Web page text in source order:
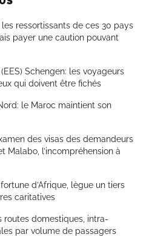
ressortissants de ces 30 pays
payer une caution pouvant
Schengen: les voyageurs
qui doivent être fichés
le Maroc maintient son
des visas des demandeurs
Malabo, l’incompréhension à
d’Afrique, lègue un tiers
caritatives
routes domestiques, intra-
par volume de passagers